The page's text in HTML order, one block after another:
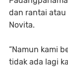
dan rantai
Novita.
“Namun kami
tidak ada lagi